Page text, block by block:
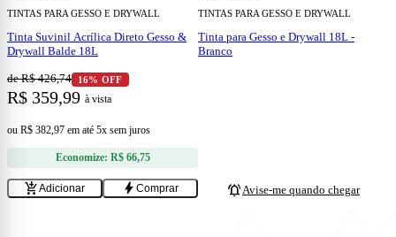
TINTAS PARA GESSO E DRYWALL
Tinta Suvinil Acrílica Direto Gesso &
Drywall Balde 18L
de R$ 426,74 16% OFF
R$ 359,99 à vista
ou R$ 382,97 em até 5x sem juros
Economize: R$ 66,75
add_shopping_cartAdicionar bolt Comprar
TINTAS PARA GESSO E DRYWALL
Tinta para Gesso e Drywall 18L -
Branco
notifications_active Avise-me quando chegar